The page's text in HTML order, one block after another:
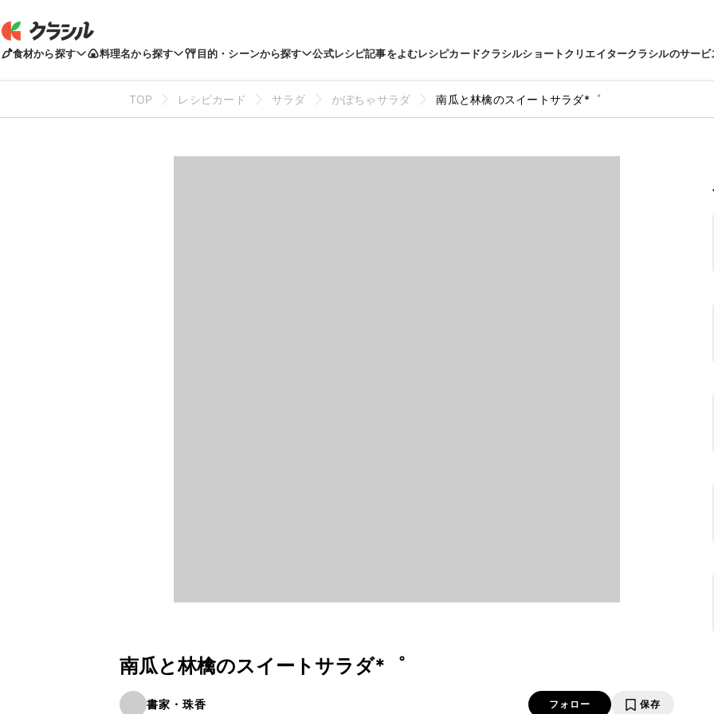
食材から探す 料理名から探す 目的・シーンから探す 公式レシピ記事をよむレシピカードクラシルショートクリエイタークラシルのサービ
TOP レシピカード サラダ かぼちゃサラダ 南瓜と林檎のスイートサラダ*゜
南瓜と林檎のスイートサラダ*゜
書家・珠香 フォロー 保存